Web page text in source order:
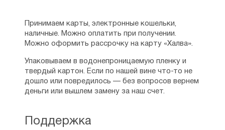
Поддержка
Принимаем карты, электронные кошельки,
наличные. Можно оплатить при получении.
Можно оформить рассрочку на карту «Халва».
Упаковываем в водонепроницаемую пленку и
твердый картон. Если по нашей вине что-то не
дошло или повредилось — без вопросов вернем
деньги или вышлем замену за наш счет.